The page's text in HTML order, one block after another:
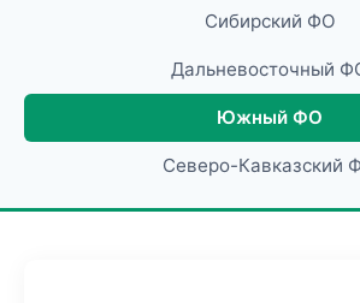
Сибирский ФО
Дальневосточный
Южный ФО
Северо-Кавказский